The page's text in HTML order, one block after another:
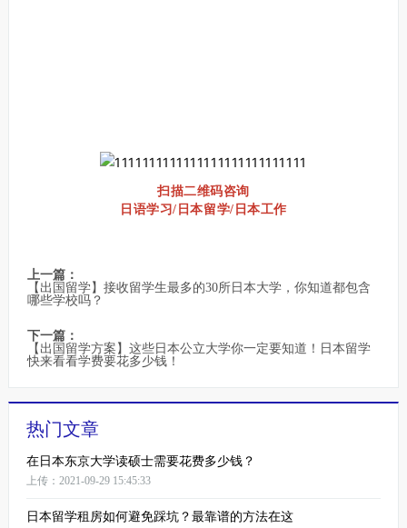
扫描二维码咨询
日语学习/日本留学/日本工作
上一篇：
【出国留学】接收留学生最多的30所日本大学，你知道都包含
哪些学校吗？
下一篇：
【出国留学方案】这些日本公立大学你一定要知道！日本留学
快来看看学费要花多少钱！
热门文章
在日本东京大学读硕士需要花费多少钱？
上传：2021-09-29 15:45:33
日本留学租房如何避免踩坑？最靠谱的方法在这